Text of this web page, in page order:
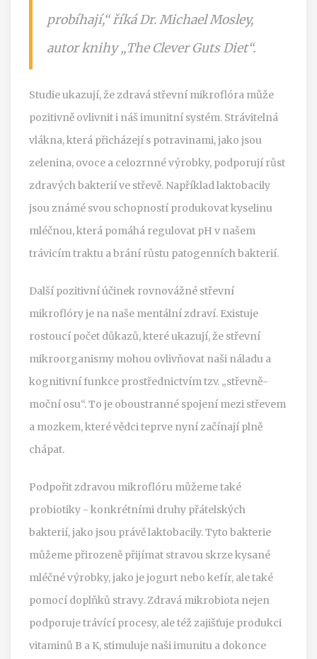
probíhají,“ říká Dr. Michael Mosley,
autor knihy „The Clever Guts Diet“.
Studie ukazují, že zdravá střevní mikroflóra může
pozitivně ovlivnit i náš imunitní systém. Strávitelná
vlákna, která přicházejí s potravinami, jako jsou
zelenina, ovoce a celozrnné výrobky, podporují růst
zdravých bakterií ve střevě. Například laktobacily
jsou známé svou schopností produkovat kyselinu
mléčnou, která pomáhá regulovat pH v našem
trávicím traktu a brání růstu patogenních bakterií.
Další pozitivní účinek rovnovážné střevní
mikroflóry je na naše mentální zdraví. Existuje
rostoucí počet důkazů, které ukazují, že střevní
mikroorganismy mohou ovlivňovat naši náladu a
kognitivní funkce prostřednictvím tzv. „střevně-
moční osu“. To je oboustranné spojení mezi střevem
a mozkem, které vědci teprve nyní začínají plně
chápat.
Podpořit zdravou mikroflóru můžeme také
probiotiky - konkrétními druhy přátelských
bakterií, jako jsou právě laktobacily. Tyto bakterie
můžeme přirozeně přijímat stravou skrze kysané
mléčné výrobky, jako je jogurt nebo kefír, ale také
pomocí doplňků stravy. Zdravá mikrobiota nejen
podporuje trávící procesy, ale též zajišťuje produkci
vitaminů B a K, stimuluje naši imunitu a dokonce